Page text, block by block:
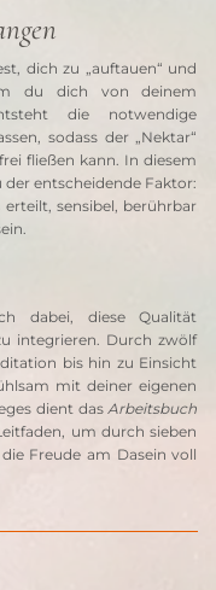
dich zu „auftauen“ und
du dich von deinem
die notwendige
sodass der „Nektar“
fließen kann. In diesem
entscheidende Faktor:
sensibel, berührbar
dabei, diese Qualität
integrieren. Durch zwölf
bis hin zu Einsicht
mit deiner eigenen
dient das Arbeitsbuch
um durch sieben
Freude am Dasein voll